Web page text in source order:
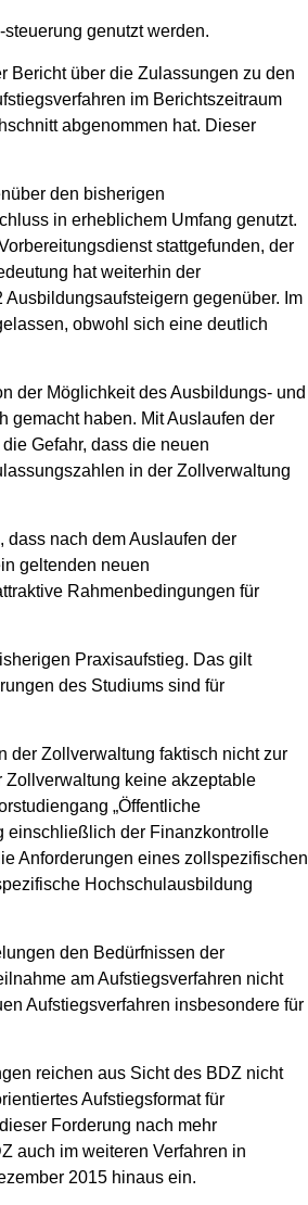
genutzt werden.
Bericht über die Zulassungen zu den
im Berichtszeitraum
abgenommen hat. Dieser
den bisherigen
in erheblichem Umfang genutzt.
stattgefunden, der
hat weiterhin der
gegenüber. Im
obwohl sich eine deutlich
der Möglichkeit des Ausbildungs- und
gemacht haben. Mit Auslaufen der
Gefahr, dass die neuen
in der Zollverwaltung
dass nach dem Auslaufen der
geltenden neuen
Rahmenbedingungen für
Praxisaufstieg. Das gilt
des Studiums sind für
der Zollverwaltung faktisch nicht zur
Zollverwaltung keine akzeptable
„Öffentliche
einschließlich der Finanzkontrolle
Anforderungen eines zollspezifischen
Hochschulausbildung
den Bedürfnissen der
am Aufstiegsverfahren nicht
Aufstiegsverfahren insbesondere für
reichen aus Sicht des BDZ nicht
Aufstiegsformat für
Forderung nach mehr
auch im weiteren Verfahren in
2015 hinaus ein.